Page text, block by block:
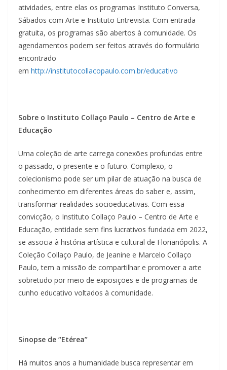
atividades, entre elas os programas Instituto Conversa,
Sábados com Arte e Instituto Entrevista. Com entrada
gratuita, os programas são abertos à comunidade. Os
agendamentos podem ser feitos através do formulário
encontrado
em http://institutocollacopaulo.com.br/educativo
Sobre o Instituto Collaço Paulo – Centro de Arte e
Educação
Uma coleção de arte carrega conexões profundas entre
o passado, o presente e o futuro. Complexo, o
colecionismo pode ser um pilar de atuação na busca de
conhecimento em diferentes áreas do saber e, assim,
transformar realidades socioeducativas. Com essa
convicção, o Instituto Collaço Paulo – Centro de Arte e
Educação, entidade sem fins lucrativos fundada em 2022,
se associa à história artística e cultural de Florianópolis. A
Coleção Collaço Paulo, de Jeanine e Marcelo Collaço
Paulo, tem a missão de compartilhar e promover a arte
sobretudo por meio de exposições e de programas de
cunho educativo voltados à comunidade.
Sinopse de “Etérea”
Há muitos anos a humanidade busca representar em